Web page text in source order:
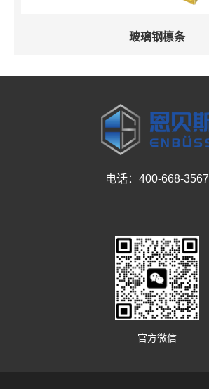
玻璃钢檩条
电话：400-668-3567
官方微信